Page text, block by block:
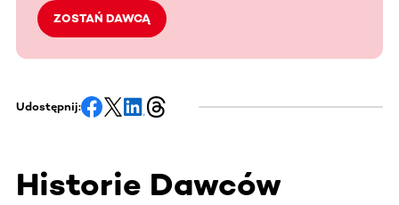
ZOSTAŃ DAWCĄ
Udostępnij:
Historie Dawców